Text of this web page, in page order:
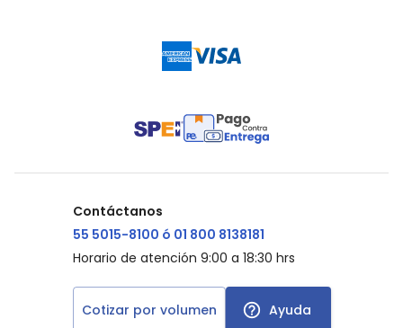
Contáctanos
55 5015-8100 ó 01 800 8138181
Horario de atención 9:00 a 18:30 hrs
Cotizar por volumen Ayuda